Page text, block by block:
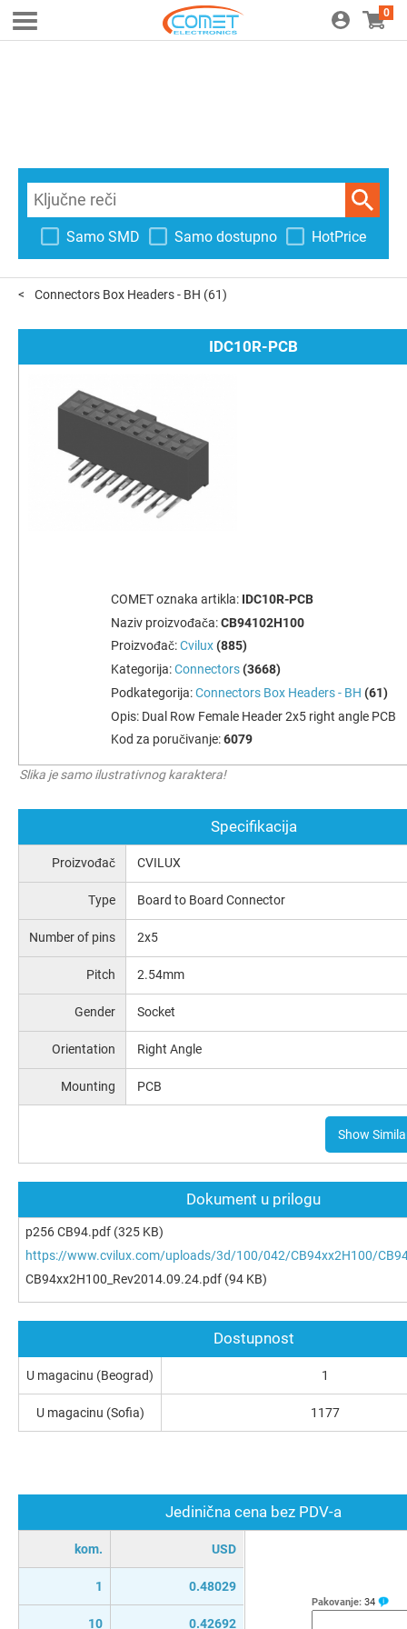
0
Samo SMD Samo dostupno HotPrice
Connectors Box Headers - BH (61)
IDC10R-PCB
COMET oznaka artikla: IDC10R-PCB
Naziv proizvođača:CB94102H100
Proizvođač:Cvilux(885)
Kategorija:Connectors(3668)
Podkategorija:Connectors Box Headers - BH (61)
Opis: Dual Row Female Header 2х5 right angle PCB
Kod za poručivanje:6079
Slika je samo ilustrativnog karaktera!
Specifikacija
Proizvođač CVILUX
Type Board to Board Connector
Number of pins 2x5
Pitch 2.54mm
Gender Socket
Orientation Right Angle
Mounting PCB
Show
Dokument u prilogu
p256 CB94.pdf (325 KB)
https://www.cvilux.com/uploads/3d/100/042/CB94xx2H100/
CB94xx2H100_Rev2014.09.24.pdf (94 KB)
Jedinična cena bez PDV-a
kom. USD
1 0.48029
10 0.42692
Pakovanje:34
Dostupnost
U magacinu (Beograd) 1
U magacinu (Sofia) 1177